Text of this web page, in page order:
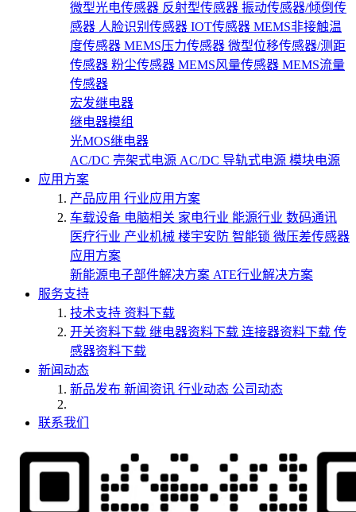
微型光电传感器 反射型传感器 振动传感器/倾倒传
感器 人脸识别传感器 IOT传感器 MEMS非接触温
度传感器 MEMS压力传感器 微型位移传感器/测距
传感器 粉尘传感器 MEMS风量传感器 MEMS流量
传感器
宏发继电器
继电器模组
光MOS继电器
AC/DC 壳架式电源 AC/DC 导轨式电源 模块电源
应用方案
产品应用 行业应用方案
车载设备 电脑相关 家电行业 能源行业 数码通讯
医疗行业 产业机械 楼宇安防 智能锁 微压差传感器
应用方案
新能源电子部件解决方案 ATE行业解决方案
服务支持
技术支持 资料下载
开关资料下载 继电器资料下载 连接器资料下载 传
感器资料下载
新闻动态
新品发布 新闻资讯 行业动态 公司动态
联系我们